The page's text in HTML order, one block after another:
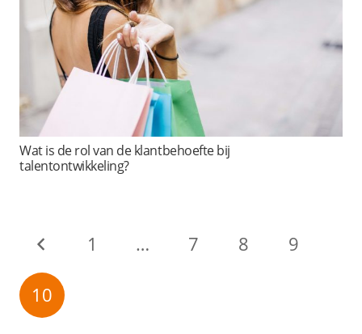
Wat is de rol van de klantbehoefte bij
talentontwikkeling?
1 … 7 8 9
10